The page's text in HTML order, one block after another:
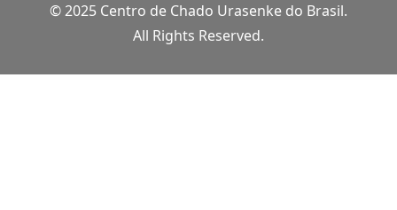
© 2025 Centro de Chado Urasenke do Brasil.
All Rights Reserved.